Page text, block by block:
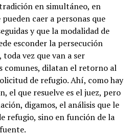
en simultáneo, en
caer a personas que
y que la modalidad de
esconder la persecución
vez que van a ser
comunes, dilatan el retorno al
de refugio. Ahí, como hay
el que resuelve es el juez, pero
digamos, el análisis que le
refugio, sino en función de la